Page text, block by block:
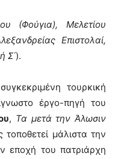
(Φούγια), Μελετίου
Επιστολαί,
Σ΄).
τουρκική
έργο-πηγή του
, Τα μετά την Άλωσιν
μάλιστα την
εποχή του πατριάρχη